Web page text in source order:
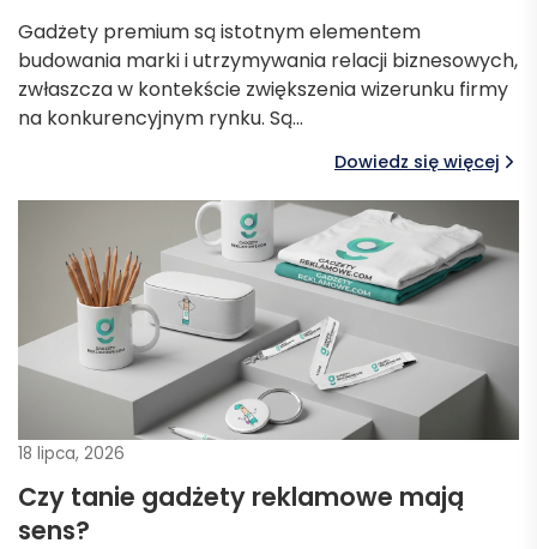
Gadżety premium są istotnym elementem
budowania marki i utrzymywania relacji biznesowych,
zwłaszcza w kontekście zwiększenia wizerunku firmy
na konkurencyjnym rynku. Są…
Dowiedz się więcej
18 lipca, 2026
Czy tanie gadżety reklamowe mają
sens?